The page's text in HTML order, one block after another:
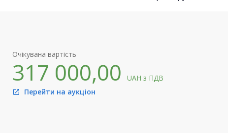
Очікувана вартість
317 000,00UAHз ПДВ
open_in_new Перейти на аукціон